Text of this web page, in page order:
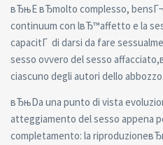
вЂњE вЂmolto complesso,
continuum con lвЂ™affetto e la
capacitГ di darsi da fare
sesso ovvero del sesso
ciascuno degli autori dello abbozzo.
вЂњDa una punto di vista
atteggiamento del sesso appena
completamento: la